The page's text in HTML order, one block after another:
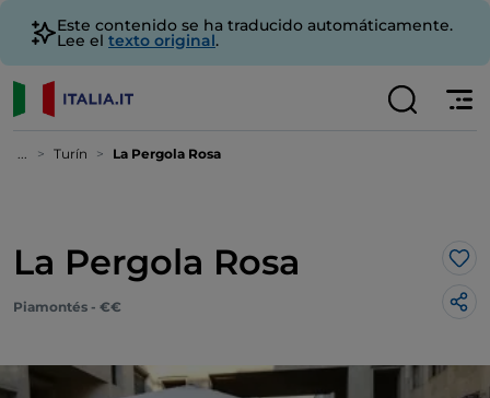
Este contenido se ha traducido automáticamente.
Lee el texto original.
... Turín La Pergola Rosa
La Pergola Rosa Me
Piamontés - €€